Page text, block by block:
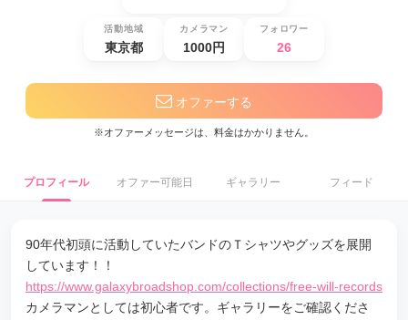
活動地域
東京都
カメラマン
1000円
フォロワー
26
オファーする
※オファーメッセージは、料金はかかりません。
プロフィール オファー可能日 ギャラリー フィード
90年代初頭に活動していたバンドのＴシャツやグッズを展開
しています！！
https://www.galaxybroadshop.com/collections/free-will-records
カメラマンとしては初心者です。ギャラリーをご確認くださ